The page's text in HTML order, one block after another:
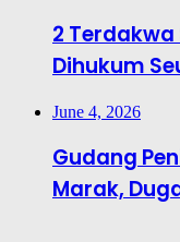
2
Dihukum
June 4, 2026
Gudang
Marak,